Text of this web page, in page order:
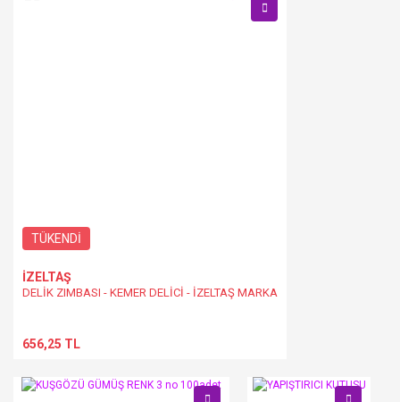
TÜKENDİ
İZELTAŞ
DELİK ZIMBASI - KEMER DELİCİ - İZELTAŞ MARKA
656,25 TL